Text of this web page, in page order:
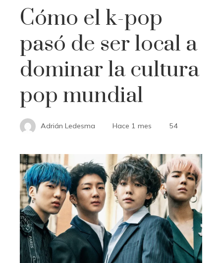
Cómo el k-pop
pasó de ser local a
dominar la cultura
pop mundial
Adrián Ledesma Hace 1 mes 54